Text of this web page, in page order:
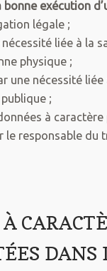
bonne exécution
légale ;
liée à la
physique ;
une nécessité
;
à
le responsable du
DANS